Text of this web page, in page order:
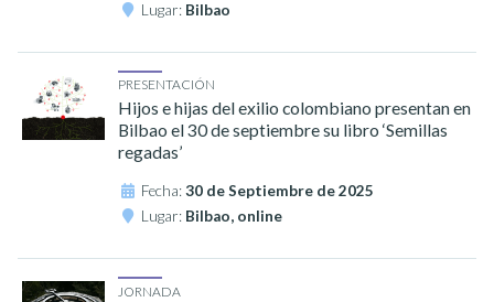
Lugar: Bilbao
PRESENTACIÓN
Hijos e hijas del exilio colombiano presentan en
Bilbao el 30 de septiembre su libro ‘Semillas
regadas’
Fecha:30 de Septiembre de 2025
Lugar: Bilbao, online
JORNADA